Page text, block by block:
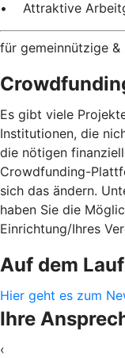
• Attraktive
für gemeinnützige
Es gibt viele
Institutionen, die
die nötigen
Crowdfunding-
sich das ändern.
haben Sie die
Einrichtung/Ihres
Auf dem
Hier geht es zum
Ihre
‹